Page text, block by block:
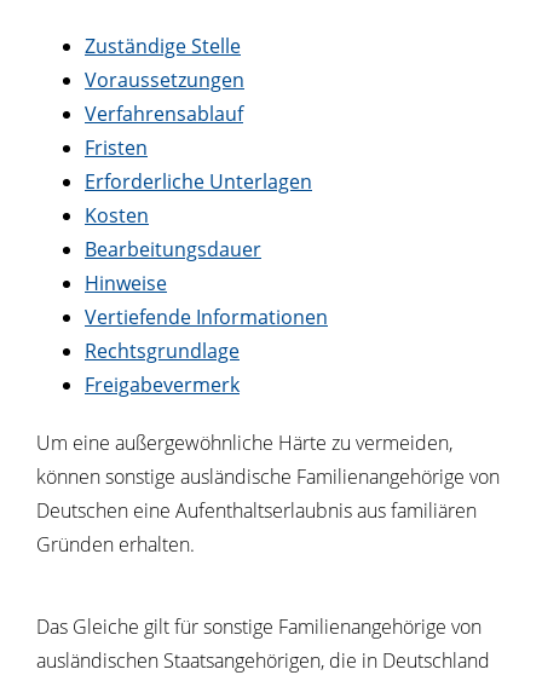
Zuständige Stelle
Voraussetzungen
Verfahrensablauf
Fristen
Erforderliche Unterlagen
Kosten
Bearbeitungsdauer
Hinweise
Vertiefende Informationen
Rechtsgrundlage
Freigabevermerk
Um eine außergewöhnliche Härte zu vermeiden,
können sonstige ausländische Familienangehörige von
Deutschen eine Aufenthaltserlaubnis aus familiären
Gründen erhalten.
Das Gleiche gilt für sonstige Familienangehörige von
ausländischen Staatsangehörigen, die in Deutschland